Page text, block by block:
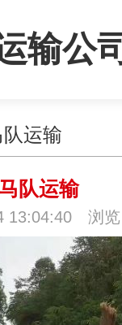
输公
运输
队运输
13:04:40 浏览